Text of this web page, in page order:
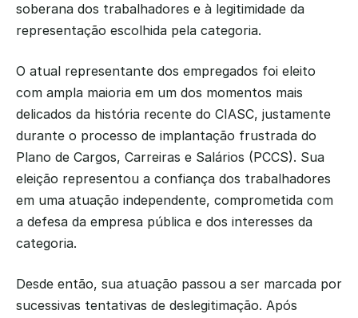
soberana dos trabalhadores e à legitimidade da
representação escolhida pela categoria.
O atual representante dos empregados foi eleito
com ampla maioria em um dos momentos mais
delicados da história recente do CIASC, justamente
durante o processo de implantação frustrada do
Plano de Cargos, Carreiras e Salários (PCCS). Sua
eleição representou a confiança dos trabalhadores
em uma atuação independente, comprometida com
a defesa da empresa pública e dos interesses da
categoria.
Desde então, sua atuação passou a ser marcada por
sucessivas tentativas de deslegitimação. Após